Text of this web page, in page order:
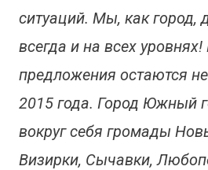
ситуаций. Мы, как город,
всегда и на всех
предложения остаются
2015 года. Город Южный
вокруг себя громады
Визирки, Сычавки,